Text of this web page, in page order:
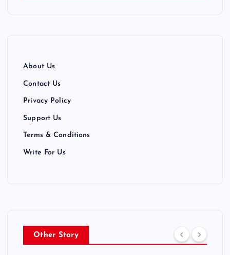
About Us
Contact Us
Privacy Policy
Support Us
Terms & Conditions
Write For Us
Other Story